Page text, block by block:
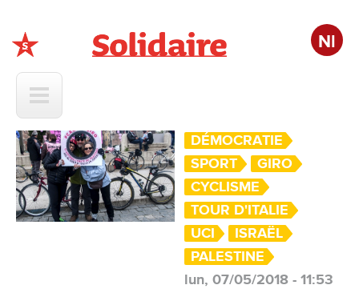
Nl
DÉMOCRATIE
SPORT
GIRO
CYCLISME
TOUR D'ITALIE
UCI
ISRAËL
PALESTINE
lun, 07/05/2018 - 11:53